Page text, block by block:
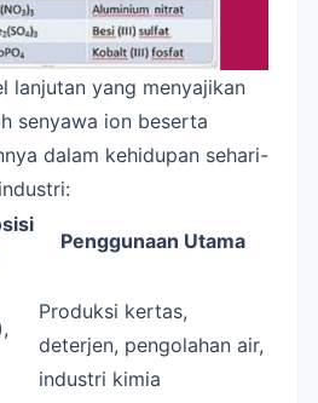
lanjutan yang menyajikan
senyawa ion beserta
dalam kehidupan sehari-
Penggunaan Utama
Produksi kertas,
deterjen, pengolahan air,
industri kimia